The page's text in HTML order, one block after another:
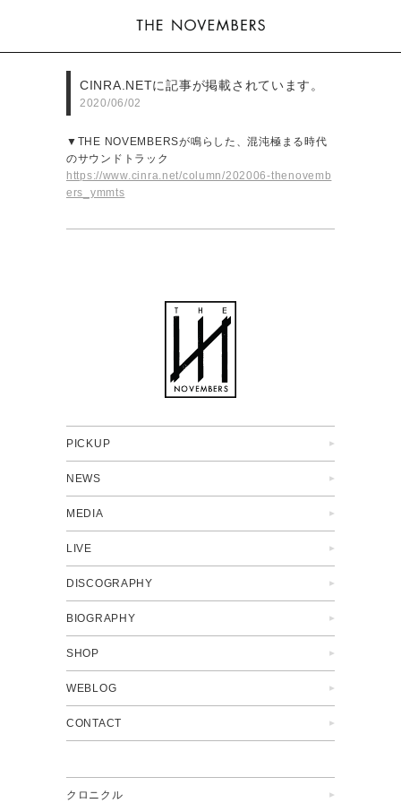
CINRA.NETに記事が掲載されています。
2020/06/02
▼THE NOVEMBERSが鳴らした、混沌極まる時代
のサウンドトラック
https://www.cinra.net/column/202006-thenovemb
ers_ymmts
PICKUP
NEWS
MEDIA
LIVE
DISCOGRAPHY
BIOGRAPHY
SHOP
WEBLOG
CONTACT
クロニクル